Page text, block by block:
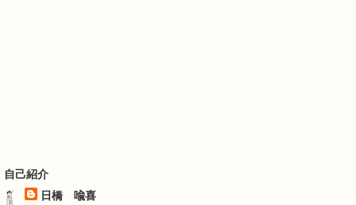
自己紹介
日橋 喩喜